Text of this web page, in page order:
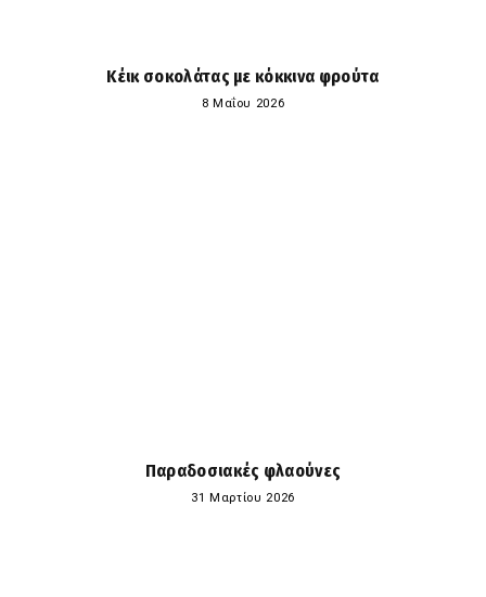
Κέικ σοκολάτας με κόκκινα φρούτα
8 Μαΐου 2026
Παραδοσιακές φλαούνες
31 Μαρτίου 2026